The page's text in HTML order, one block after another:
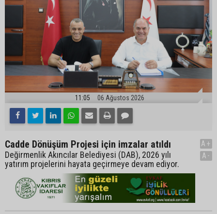
11:05 06 Ağustos 2026
Cadde Dönüşüm Projesi için imzalar atıldı
Değirmenlik Akıncılar Belediyesi (DAB), 2026 yılı
yatırım projelerini hayata geçirmeye devam ediyor.
A+
A-